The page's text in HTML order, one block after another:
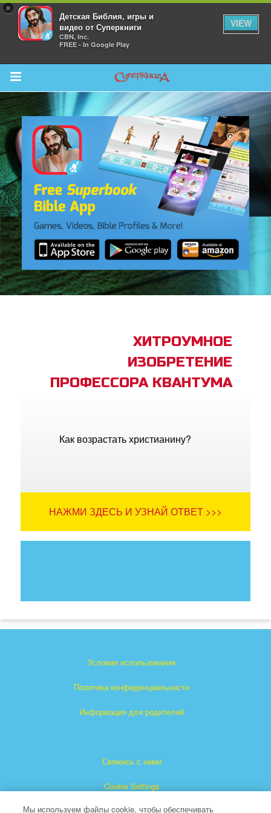
×
Детская Библия, игры и
видео от Суперкниги
CBN, Inc.
FREE - In Google Play
VIEW
Return to Content
Bible App
ХИТРОУМНОЕ
ИЗОБРЕТЕНИЕ
ПРОФЕССОРА КВАНТУМА
Как возрастать христианину?
НАЖМИ ЗДЕСЬ И УЗНАЙ ОТВЕТ >>>
Условия использования
Политика конфиденциальности
Информация для родителей
Свяжись с нами
Cookie Settings
Мы используем файлы cookie, чтобы обеспечивать